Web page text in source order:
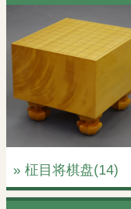
» 柾目将棋盘(14)